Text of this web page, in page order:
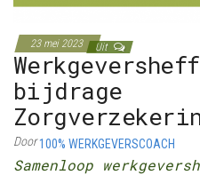
23 mei 2023 Uit
bijdrage
Door100% WERKGEVERSCOACH
Samenloop